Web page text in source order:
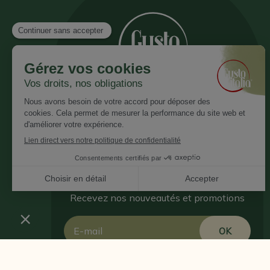
Inscrivez vous à notre newsletter
Recevez nos nouveautés et promotions
Email